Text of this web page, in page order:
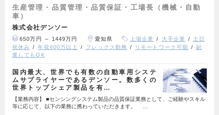
生産管理・品質管理・品質保証・工場長（機械・自動
車）
株式会社デンソー
650万円 ～ 1449万円 愛知県 上場企業 大手企業
土日
祝休み
年収600万以上 フレックス勤務 リモートワーク可能
副
業してもOK
国内最大、世界でも有数の自動車用システ
ムサプライヤーであるデンソー。数多くの
世界トップシェア製品を有…
【業務内容】 ■センシングシステム製品の品質保証業務として、ご経験やスキル
等に応じて、以下の業務に携わっていただきます。 …